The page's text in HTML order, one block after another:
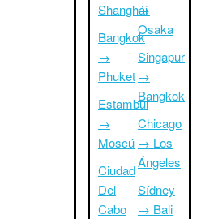
Shanghái
Bangkok
→
Phuket
Estambul
→
Moscú
Ciudad
Del
Cabo
→
Osaka
Singapur
→
Bangkok
Chicago
→ Los
Ángeles
Sídney
→ Bali